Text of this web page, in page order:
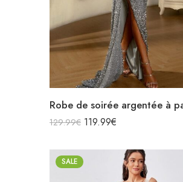
129.99€ 119.99€
SALE